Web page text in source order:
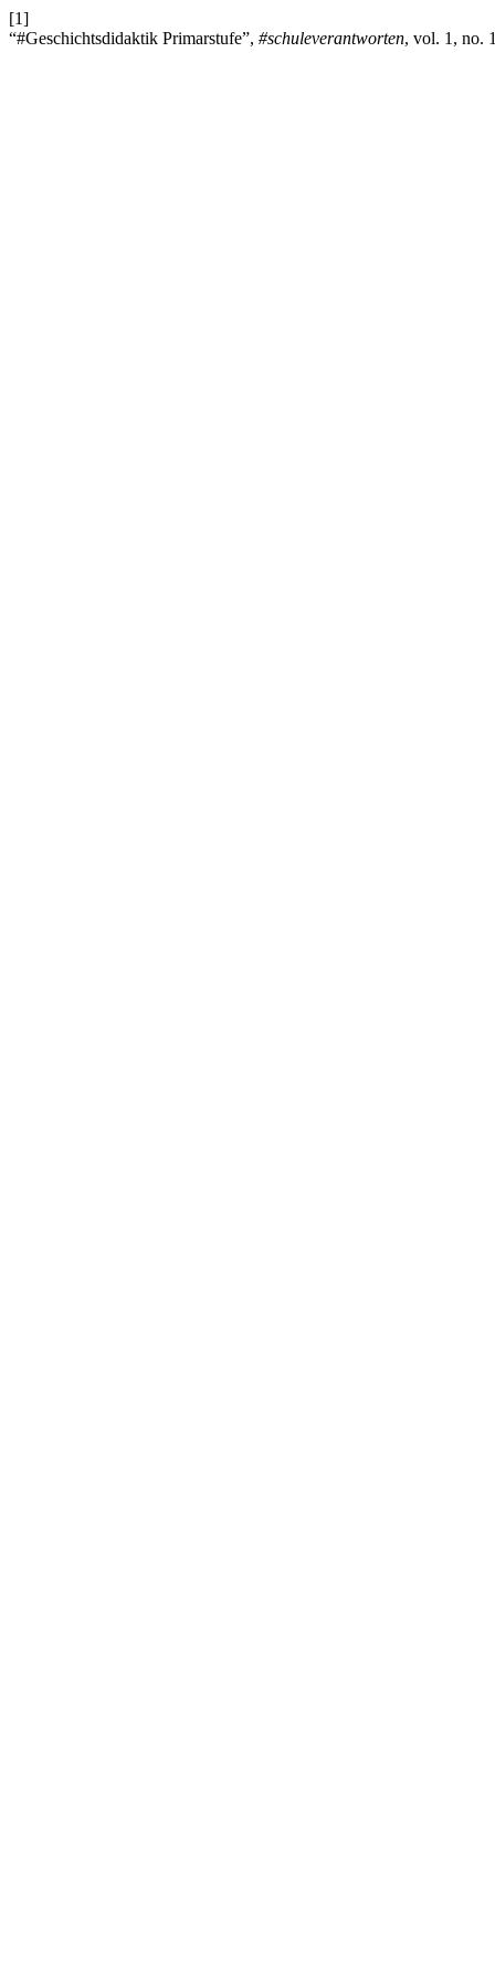
[1]
“#Geschichtsdidaktik Primarstufe”, #schuleverantworten, vol. 1, no.